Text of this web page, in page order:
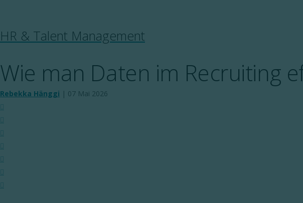
HR & Talent Management
Wie man Daten im Recruiting
Rebekka Hänggi | 07 Mai 2026